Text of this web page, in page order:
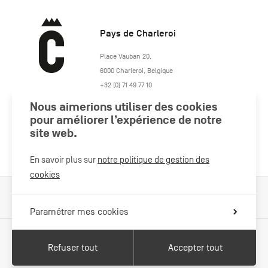
Pays de Charleroi
https://www.paysdecharleroi.be/
Place Vauban 20,
6000 Charleroi, Belgique
+32 (0) 71 49 77 10
Avec le soutien de
Nous aimerions utiliser des cookies
pour améliorer l’expérience de notre
site web.
En savoir plus sur notre politique de gestion des
cookies
Paramétrer mes cookies
Refuser tout Accepter tout